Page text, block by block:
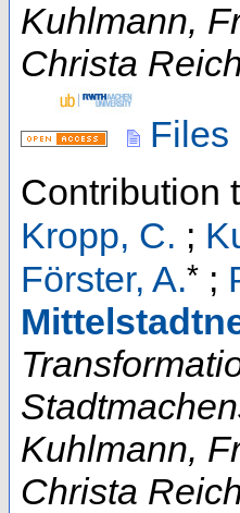
Kuhlmann,
Christa
Files
Contribution
Kropp, C. ;
Förster, A.* ;
Kuhlmann,
Christa